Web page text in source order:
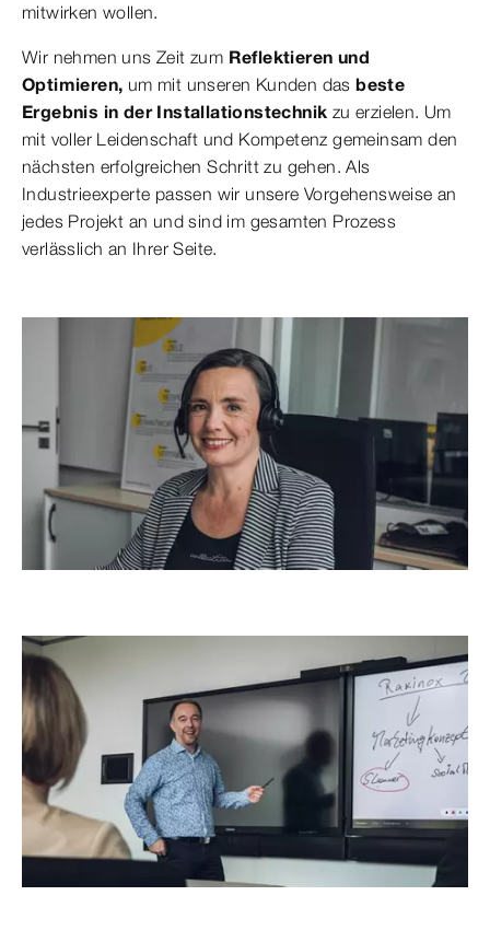
mitwirken wollen.
Wir nehmen uns Zeit zum Reflektieren und
Optimieren, um mit unseren Kunden dasbeste
Ergebnis in der Installationstechnik zu erzielen. Um
mit voller Leidenschaft und Kompetenz gemeinsam den
nächsten erfolgreichen Schritt zu gehen. Als
Industrieexperte passen wir unsere Vorgehensweise an
jedes Projekt an und sind im gesamten Prozess
verlässlich an Ihrer Seite.